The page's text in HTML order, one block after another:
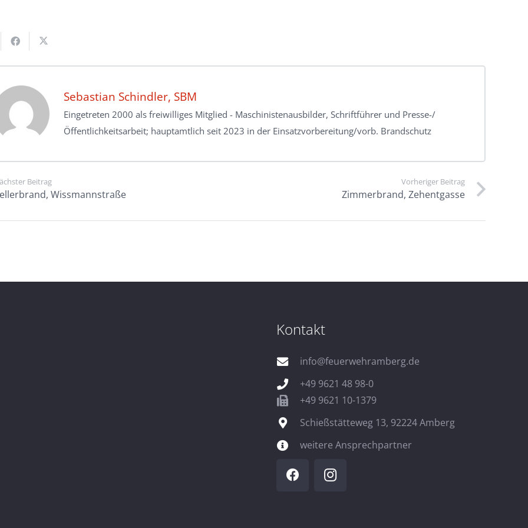
Sebastian Schindler, SBM
Eingetreten 2000 als freiwilliges Mitglied - Maschinistenausbilder, Schriftführer und Presse-/
Öffentlichkeitsarbeit; hauptamtlich seit 2023 in der Einsatzvorbereitung/vorb. Brandschutz
Beitrag
Wissmannstraße
Vorheriger Beitrag
Zimmerbrand, Zehentgasse
Kontakt
info@feuerwehramberg.de
+49 9621 48 98-0
+49 9621 10-1379
Schießstätteweg 13, 92224 Amberg
weitere Ansprechpartner